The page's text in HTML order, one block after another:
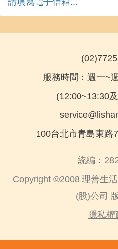
服務時間：週一~
(12:00~13:30
100台北市青島東路
統編：
Copyright ©2008 理善生
(股)公司
隱私權